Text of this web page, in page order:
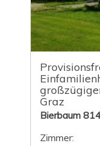
Graz
Bierbaum
Zimmer: